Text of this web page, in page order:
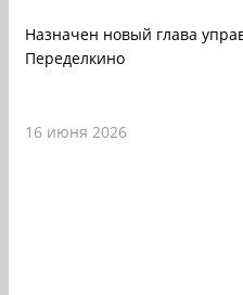
Назначен новый глава
Переделкино
16 июня 2026